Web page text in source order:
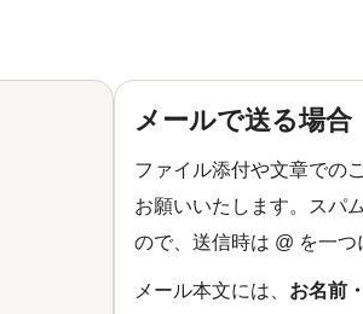
メールで送る場合
ファイル添付や文章での
お願いいたします。スパ
ので、送信時は @ を一つ
メール本文には、 お名前